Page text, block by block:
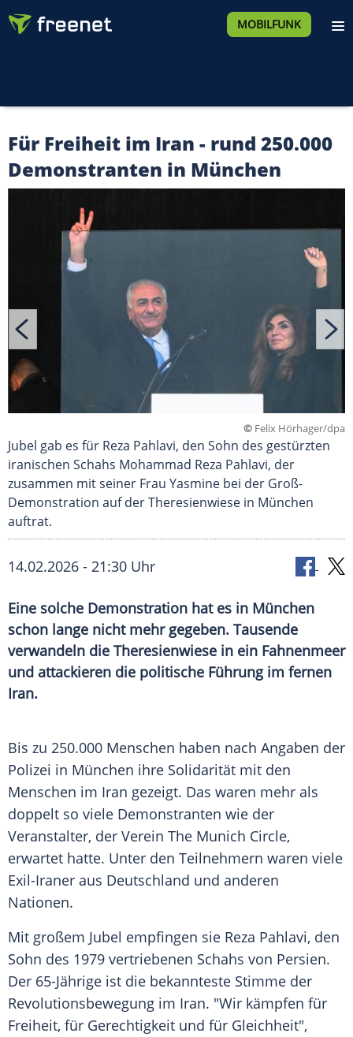
MOBILFUNK
Für Freiheit im Iran - rund 250.000
Demonstranten in München
© Felix Hörhager/dpa
Jubel gab es für Reza Pahlavi, den Sohn des gestürzten
iranischen Schahs Mohammad Reza Pahlavi, der
zusammen mit seiner Frau Yasmine bei der Groß-
Demonstration auf der Theresienwiese in München
auftrat.
14.02.2026 - 21:30 Uhr
Eine solche Demonstration hat es in München
schon lange nicht mehr gegeben. Tausende
verwandeln die Theresienwiese in ein Fahnenmeer
und attackieren die politische Führung im fernen
Iran.
Bis zu 250.000 Menschen haben nach Angaben der
Polizei in München ihre Solidarität mit den
Menschen im Iran gezeigt. Das waren mehr als
doppelt so viele Demonstranten wie der
Veranstalter, der Verein The Munich Circle,
erwartet hatte. Unter den Teilnehmern waren viele
Exil-Iraner aus Deutschland und anderen
Nationen.
Mit großem Jubel empfingen sie Reza Pahlavi, den
Sohn des 1979 vertriebenen Schahs von Persien.
Der 65-Jährige ist die bekannteste Stimme der
Revolutionsbewegung im Iran. "Wir kämpfen für
Freiheit, für Gerechtigkeit und für Gleichheit",